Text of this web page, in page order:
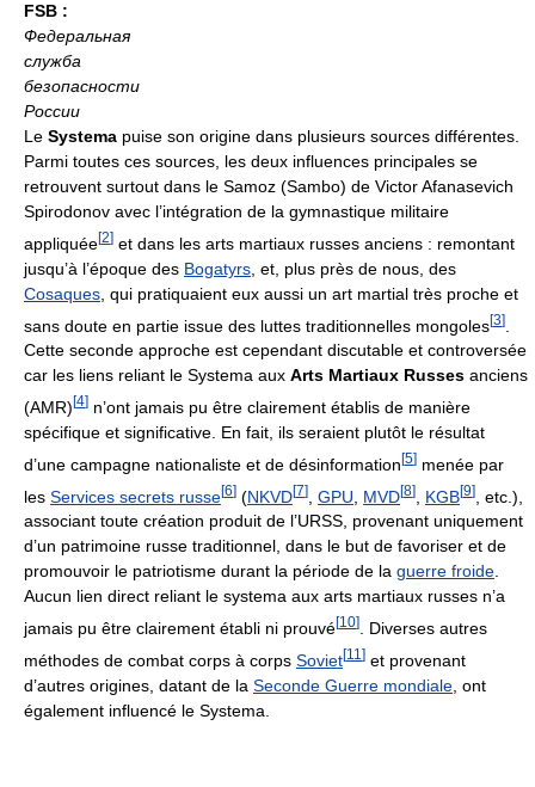
FSB :
Федеральная
служба
безопасности
России
Le Systema puise son origine dans plusieurs sources différentes.
Parmi toutes ces sources, les deux influences principales se
retrouvent surtout dans le Samoz (Sambo) de Victor Afanasevich
Spirodonov avec l’intégration de la gymnastique militaire
appliquée[2] et dans les arts martiaux russes anciens : remontant
jusqu’à l’époque des Bogatyrs , et, plus près de nous, des
Cosaques , qui pratiquaient eux aussi un art martial très proche et
sans doute en partie issue des luttes traditionnelles mongoles[3]
Cette seconde approche est cependant discutable et controversée
car les liens reliant le Systema aux Arts Martiaux Russes anciens
(AMR) [4] n’ont jamais pu être clairement établis de manière
spécifique et significative. En fait, ils seraient plutôt le résultat
d’une campagne nationaliste et de désinformation[5] menée par
les Services secrets russe[6] (NKVD[7] GPU MVD[8] KGB[9]
, etc.),
associant toute création produit de l’URSS, provenant uniquement
d’un patrimoine russe traditionnel, dans le but de favoriser et de
promouvoir le patriotisme durant la période de la guerre froide.
Aucun lien direct reliant le systema aux arts martiaux russes n’a
jamais pu être clairement établi ni prouvé[10]
. Diverses autres
méthodes de combat corps à corps Soviet[11 ] et provenant
d’autres origines, datant de la Seconde Guerre mondiale , ont
également influencé le Systema.